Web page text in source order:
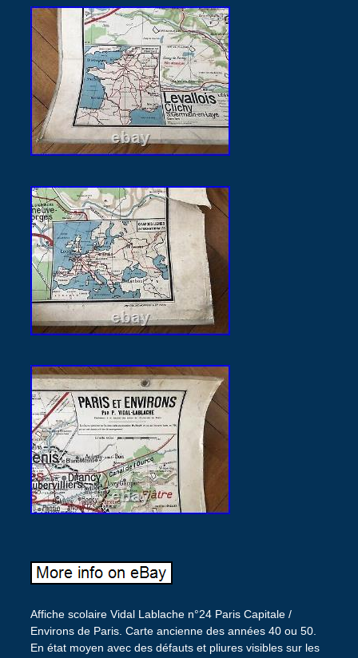
Affiche scolaire Vidal Lablache n°24 Paris Capitale /
Environs de Paris. Carte ancienne des années 40 ou 50.
En état moyen avec des défauts et pliures visibles sur les